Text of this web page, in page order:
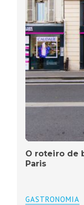
O roteiro de
Paris
GASTRONOMIA